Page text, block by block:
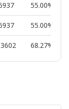
55.00%
55.00%
68.27%